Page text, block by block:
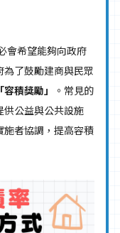
會希望能夠向政府
了鼓勵建商與民眾
「容積獎勵」
。常見的
供公益與公共設施
者協調，提高容積